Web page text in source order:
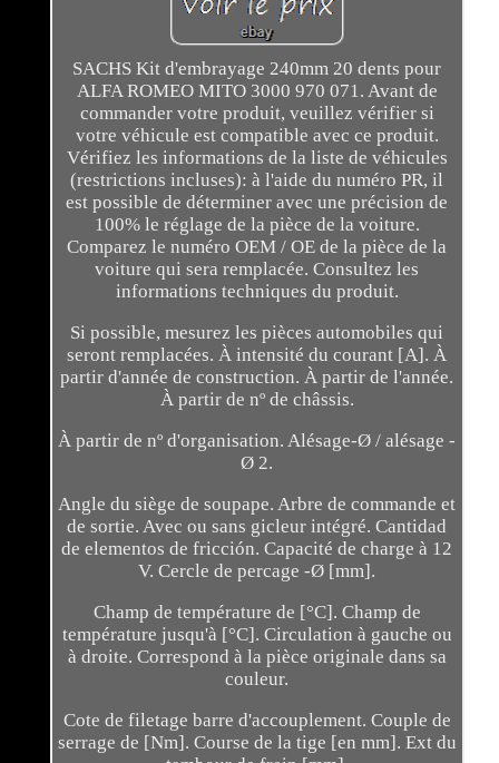
SACHS Kit d'embrayage 240mm 20 dents pour
ALFA ROMEO MITO 3000 970 071. Avant de
commander votre produit, veuillez vérifier si
votre véhicule est compatible avec ce produit.
Vérifiez les informations de la liste de véhicules
(restrictions incluses): à l'aide du numéro PR, il
est possible de déterminer avec une précision de
100% le réglage de la pièce de la voiture.
Comparez le numéro OEM / OE de la pièce de la
voiture qui sera remplacée. Consultez les
informations techniques du produit.
Si possible, mesurez les pièces automobiles qui
seront remplacées. À intensité du courant [A]. À
partir d'année de construction. À partir de l'année.
À partir de nº de châssis.
À partir de nº d'organisation. Alésage-Ø / alésage -
Ø 2.
Angle du siège de soupape. Arbre de commande et
de sortie. Avec ou sans gicleur intégré. Cantidad
de elementos de fricción. Capacité de charge à 12
V. Cercle de percage -Ø [mm].
Champ de température de [°C]. Champ de
température jusqu'à [°C]. Circulation à gauche ou
à droite. Correspond à la pièce originale dans sa
couleur.
Cote de filetage barre d'accouplement. Couple de
serrage de [Nm]. Course de la tige [en mm]. Ext du